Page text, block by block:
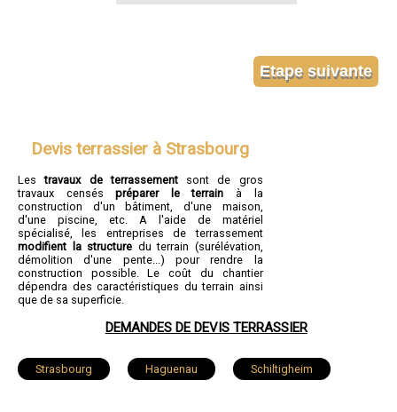
Devis terrassier à Strasbourg
Lestravaux de terrassementsont de gros
travaux censéspréparer le terrain à la
construction d'un bâtiment, d'une maison,
d'une piscine, etc. A l'aide de matériel
spécialisé, les entreprises de terrassement
modifient la structure du terrain (surélévation,
démolition d'une pente...) pour rendre la
construction possible. Le coût du chantier
dépendra des caractéristiques du terrain ainsi
que de sa superficie.
DEMANDES DE DEVIS TERRASSIER
Strasbourg Haguenau Schiltigheim